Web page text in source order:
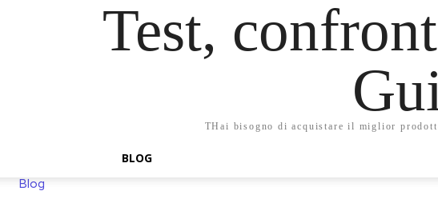
Test,
THai bisogno di acquistare il miglior
BLOG
Blog